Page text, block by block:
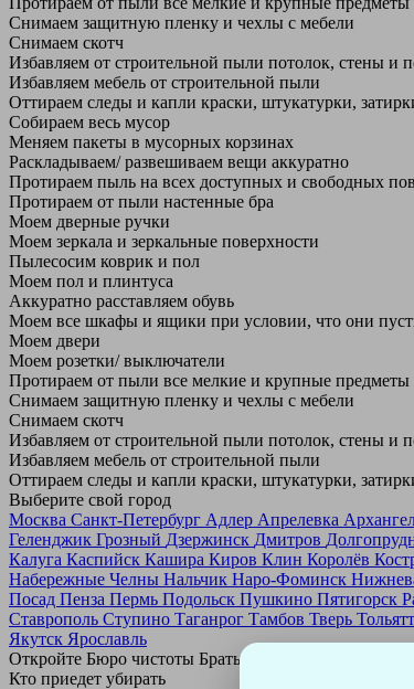
Снимаем защитную пленку и чехлы с мебели
Снимаем скотч
Избавляем от строительной пыли потолок, стены и
Избавляем мебель от строительной пыли
Оттираем следы и капли краски, штукатурки,
Собираем весь мусор
Меняем пакеты в мусорных корзинах
Раскладываем/ развешиваем вещи аккуратно
Протираем пыль на всех доступных и свободных
Протираем от пыли настенные бра
Моем дверные ручки
Моем зеркала и зеркальные поверхности
Пылесосим коврик и пол
Моем пол и плинтуса
Аккуратно расставляем обувь
Моем все шкафы и ящики при условии, что они
Моем двери
Моем розетки/ выключатели
Протираем от пыли все мелкие и крупные предметы
Снимаем защитную пленку и чехлы с мебели
Снимаем скотч
Избавляем от строительной пыли потолок, стены и
Избавляем мебель от строительной пыли
Оттираем следы и капли краски, штукатурки,
Выберите свой город
Москва Санкт-Петербург Адлер Апрелевка
Геленджик Грозный Дзержинск Дмитров
Калуга Каспийск Кашира Киров Клин Королёв
Набережные Челны Нальчик Наро-Фоминск
Посад Пенза Пермь Подольск Пушкино Пятигорск
Ставрополь Ступино Таганрог Тамбов Тверь
Якутск Ярославль
Откройте Бюро чистоты Братьев Чистовых в своем
Кто приедет убирать